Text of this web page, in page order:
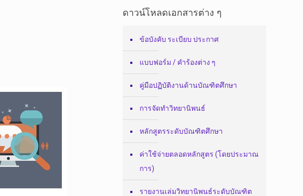
ดาวน์โหลดเอกสารต่าง ๆ
ข้อบังคับ ระเบียบ ประกาศ
แบบฟอร์ม / คำร้องต่าง ๆ
คู่มือปฏิบัติงานด้านบัณฑิตศึกษา
การจัดทำวิทยานิพนธ์
หลักสูตรระดับบัณฑิตศึกษา
ค่าใช้จ่ายตลอดหลักสูตร (โดยประมาณ
การ)
รายงานเล่มวิทยานิพนธ์ระดับบัณฑิต